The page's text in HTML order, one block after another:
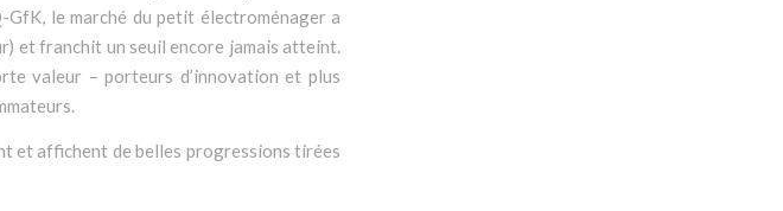
le marché du petit électroménager a
et franchit un seuil encore jamais atteint.
valeur – porteurs d’innovation et plus
et affichent de belles progressions tirées